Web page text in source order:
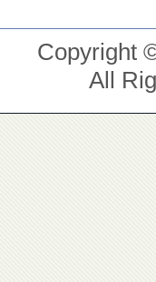
Copyright
All